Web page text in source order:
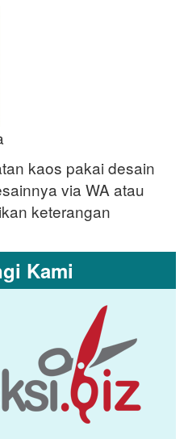
kaos pakai desain
via WA atau
keterangan
Kami